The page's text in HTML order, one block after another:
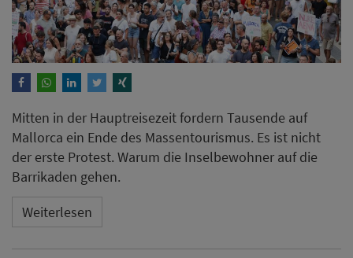
Mitten in der Hauptreisezeit fordern Tausende auf
Mallorca ein Ende des Massentourismus. Es ist nicht
der erste Protest. Warum die Inselbewohner auf die
Barrikaden gehen.
Weiterlesen